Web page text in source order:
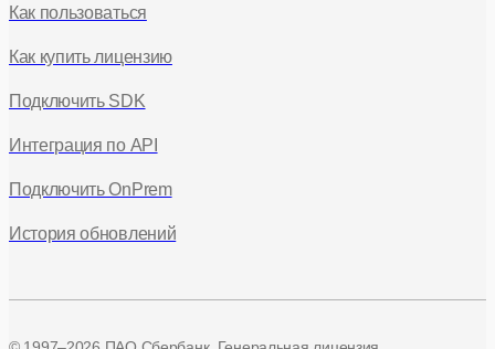
Как пользоваться
Как купить лицензию
Подключить SDK
Интеграция по API
Подключить OnPrem
История обновлений